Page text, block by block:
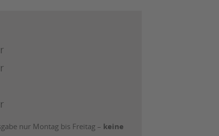
nur Montag bis Freitag – keine